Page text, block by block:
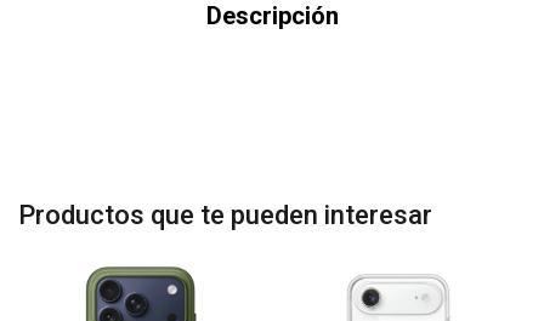
Descripción
Productos que te pueden interesar